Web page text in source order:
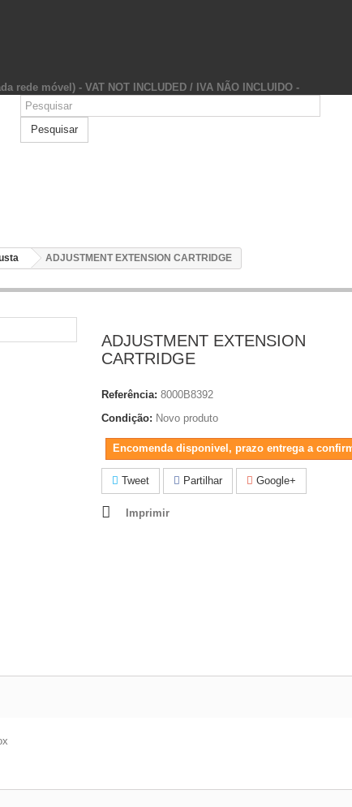
rede móvel) - VAT NOT INCLUDED / IVA NÃO INCLUIDO -
Pesquisar
ADJUSTMENT EXTENSION CARTRIDGE
ADJUSTMENT EXTENSION
CARTRIDGE
Referência: 8000B8392
Condição: Novo produto
Encomenda disponivel, prazo entrega a
Tweet Partilhar Google+
Imprimir